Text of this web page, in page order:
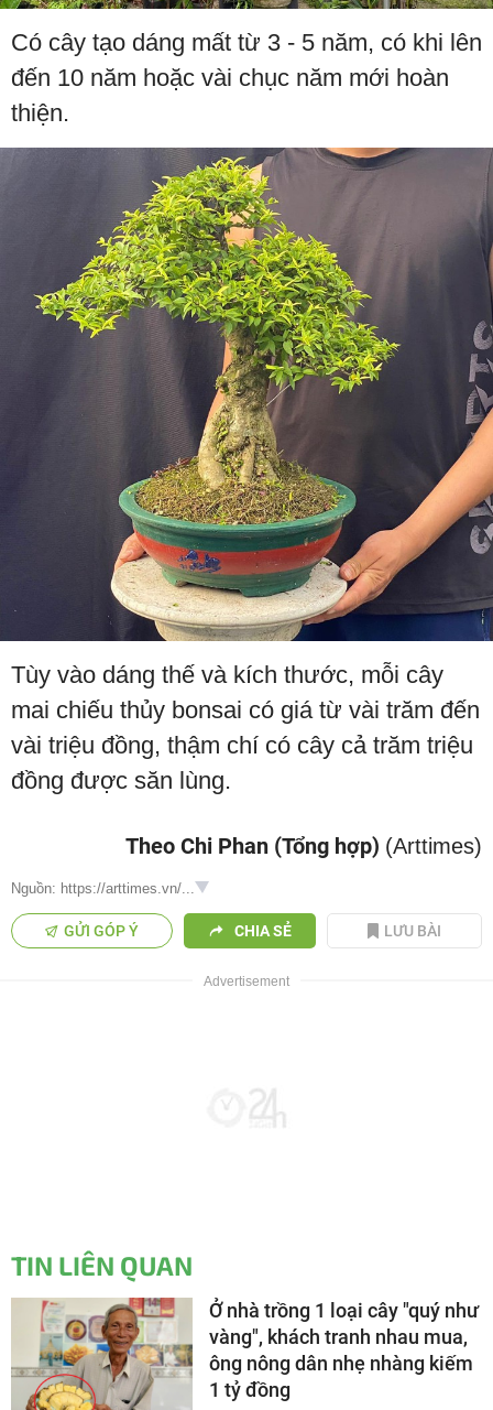
Có cây tạo dáng mất từ 3 - 5 năm, có khi lên
đến 10 năm hoặc vài chục năm mới hoàn
thiện.
Tùy vào dáng thế và kích thước, mỗi cây
mai chiếu thủy bonsai có giá từ vài trăm đến
vài triệu đồng, thậm chí có cây cả trăm triệu
đồng được săn lùng.
Theo Chi Phan (Tổng hợp) (Arttimes)
Nguồn: https://arttimes.vn/...
GỬI GÓP Ý CHIA SẺ LƯU BÀI
TIN LIÊN QUAN
Ở nhà trồng 1 loại cây "quý như
vàng", khách tranh nhau mua,
ông nông dân nhẹ nhàng kiếm
1 tỷ đồng